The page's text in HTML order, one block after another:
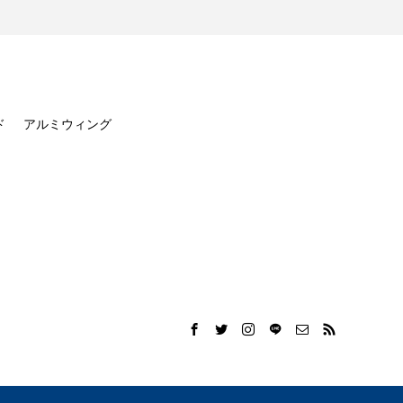
アルミウィング